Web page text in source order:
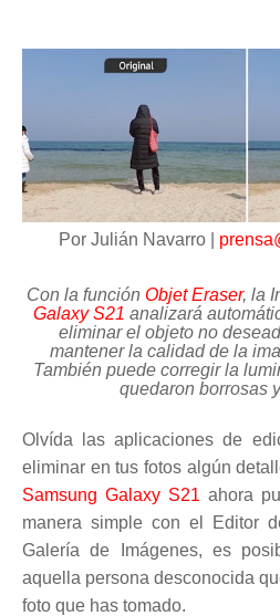
Por Julián Navarro |
Con la función Objet Eraser, la
Galaxy S21 analizará
eliminar el objeto no
mantener la calidad de la
También puede corregir la
quedaron borrosas
Olvída las aplicaciones de
eliminar en tus fotos algún
Samsung Galaxy S21 ahora
manera simple con el Editor
Galería de Imágenes, es
aquella persona desconocida
foto que has tomado.